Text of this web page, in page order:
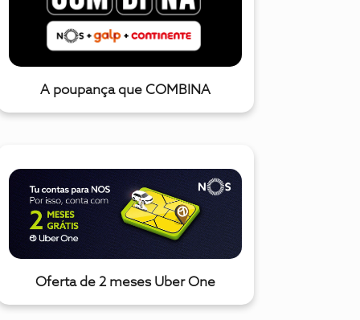
A poupança que COMBINA
Oferta de 2 meses Uber One